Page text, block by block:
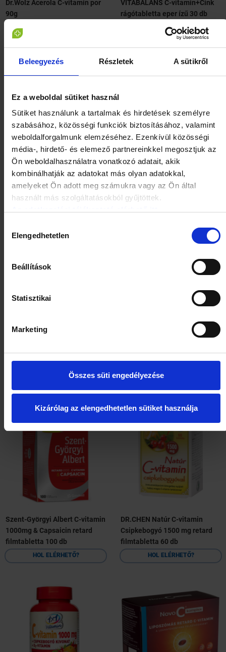
Beleegyezés Részletek A sütikről
Ez a weboldal sütiket használ
Sütiket használunk a tartalmak és hirdetések személyre
szabásához, közösségi funkciók biztosításához, valamint
weboldalforgalmunk elemzéséhez. Ezenkívül közösségi
média-, hirdető- és elemező partnereinkkel megosztjuk az
Ön weboldalhasználatra vonatkozó adatait, akik
kombinálhatják az adatokat más olyan adatokkal,
amelyeket Ön adott meg számukra vagy az Ön által
használt más szolgáltatásokból gyűjtöttek.
kiválasztása
Elengedhetetlen
Beállítások
Statisztikai
Marketing
Összes süti engedélyezése
Kizárólag az elengedhetetlen sütiket használja
Dr.Wolz Acerola C-vitamin por
90g
VITABALANS C-vitamin+Cink
rágótabletta eper ízű 30 db
HOL ELÉRHETŐ?
VITABALANS C-vitamin+Cink
rágótabletta eper ízű 120 db
HOL ELÉRHETŐ?
DR.CHEN C-Max liposzómás C-
vitamin kapszula 30 db
HOL ELÉRHETŐ?
70x
HOL ELÉRHETŐ?
JutaVit C-vitamin 500 mg
db+10 db
HOL ELÉRHETŐ?
Szent-Györgyi Albert C-vitamin
1000mg & Capsaicin retard
filmtabletta 100 db
HOL ELÉRHETŐ?
DR.CHEN Natúr C-vitamin
Csipkebogyó 1500 mg retard
filmtabletta 60 db
HOL ELÉRHETŐ?